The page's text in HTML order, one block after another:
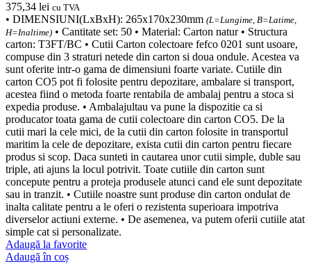
375,34 lei cu TVA
• DIMENSIUNI(LxBxH): 265x170x230mm (L=Lungime, B=Latime,
H=Inaltime) • Cantitate set: 50 • Material: Carton natur • Structura
carton: T3FT/BC • Cutii Carton colectoare fefco 0201 sunt usoare,
compuse din 3 straturi netede din carton si doua ondule. Acestea va
sunt oferite intr-o gama de dimensiuni foarte variate. Cutiile din
carton CO5 pot fi folosite pentru depozitare, ambalare si transport,
acestea fiind o metoda foarte rentabila de ambalaj pentru a stoca si
expedia produse. • Ambalajultau va pune la dispozitie ca si
producator toata gama de cutii colectoare din carton CO5. De la
cutii mari la cele mici, de la cutii din carton folosite in transportul
maritim la cele de depozitare, exista cutii din carton pentru fiecare
produs si scop. Daca sunteti in cautarea unor cutii simple, duble sau
triple, ati ajuns la locul potrivit. Toate cutiile din carton sunt
concepute pentru a proteja produsele atunci cand ele sunt depozitate
sau in tranzit. • Cutiile noastre sunt produse din carton ondulat de
inalta calitate pentru a le oferi o rezistenta superioara impotriva
diverselor actiuni externe. • De asemenea, va putem oferii cutiile atat
simple cat si personalizate.
Adaugă la favorite
Adaugă în coș